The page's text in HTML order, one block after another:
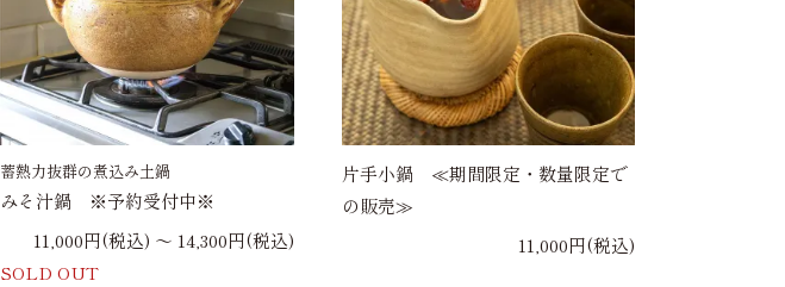
蓄熱力抜群の煮込み土鍋
みそ汁鍋 ※予約受付中※
11,000円(税込) 〜 14,300円(税込)
SOLD OUT
片手小鍋 ≪期間限定・数量限定で
の販売≫
11,000円(税込)